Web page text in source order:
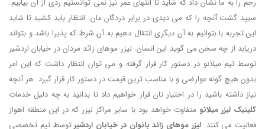
رحم را به ما نشان داد که شاید تا انتهای عمر نیز نمی توانستیم ردی از آن بیابیم.
سیپد گشت آنچه را که می دیدی در برابر دردگان مان. انتظار باید کشید تا شاید
این تجربه با بتوانیم به آن دیگری انتقال دهیم به آن شرط که پذیرا باشد و بتواند
دریابد از چه سخن می گوید این انسان. لیزر موهای زائد مردان در خیابان اردشیر
توسط تیم میلانو در دستور کار قرار گرفته و می توان انتظار داشت که این امر
بدون هیچ گونه عوارضی و با مناسب ترین قیمت در دستور کار قرار گیرد. هر آنچه
نیاز داشته باشید را در اختیار تان قرار خواهیم داد تا بدانید به چه دلیل خدمات
کلینیک لیزر میلانو متفاوت خواهد بود با سایر مراکز لیزر که در این منطقه اهواز
فعالیت می کنند.لیزر موهای زائد بانوان در خیابان اردشیرتوسط تیم تخصصی